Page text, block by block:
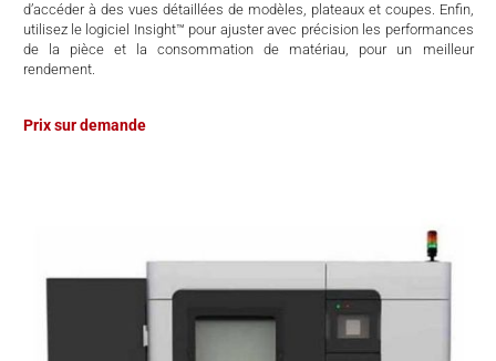
d’accéder à des vues détaillées de modèles, plateaux et coupes. Enfin,
utilisez le logiciel Insight™ pour ajuster avec précision les performances
de la pièce et la consommation de matériau, pour un meilleur
rendement.
Prix sur demande